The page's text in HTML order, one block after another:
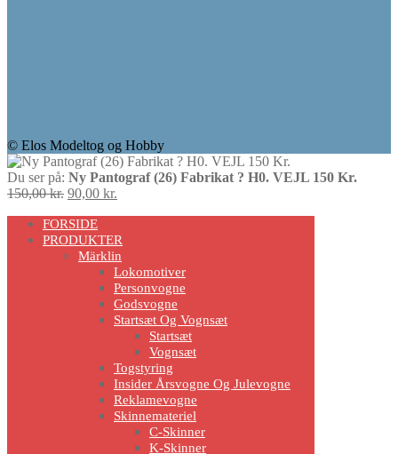
© Elos Modeltog og Hobby
Du ser på: Ny Pantograf (26) Fabrikat ? H0. VEJL 150 Kr.
150,00kr. Den
pris
var:
150,00 kr..
90,00 kr.
er:
90,00 kr..
Scroll
Up
FORSIDE
PRODUKTER
Märklin
Lokomotiver
Personvogne
Godsvogne
Startsæt Og Vognsæt
Startsæt
Vognsæt
Togstyring
Insider Årsvogne Og Julevogne
Reklamevogne
Skinnemateriel
C-Skinner
K-Skinner